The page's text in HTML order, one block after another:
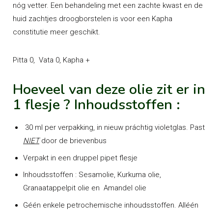
nóg vetter. Een behandeling met een zachte kwast en de
huid zachtjes droogborstelen is voor een Kapha
constitutie meer geschikt.
Pitta 0, Vata 0, Kapha +
Hoeveel van deze olie zit er in
1 flesje ? Inhoudsstoffen :
30 ml per verpakking, in nieuw práchtig violetglas. Past
NIETdoor de brievenbus
Verpakt in een druppel pipet flesje
Inhoudsstoffen : Sesamolie, Kurkuma olie,
Granaatappelpit olie en Amandel olie
Géén enkele petrochemische inhoudsstoffen. Alléén